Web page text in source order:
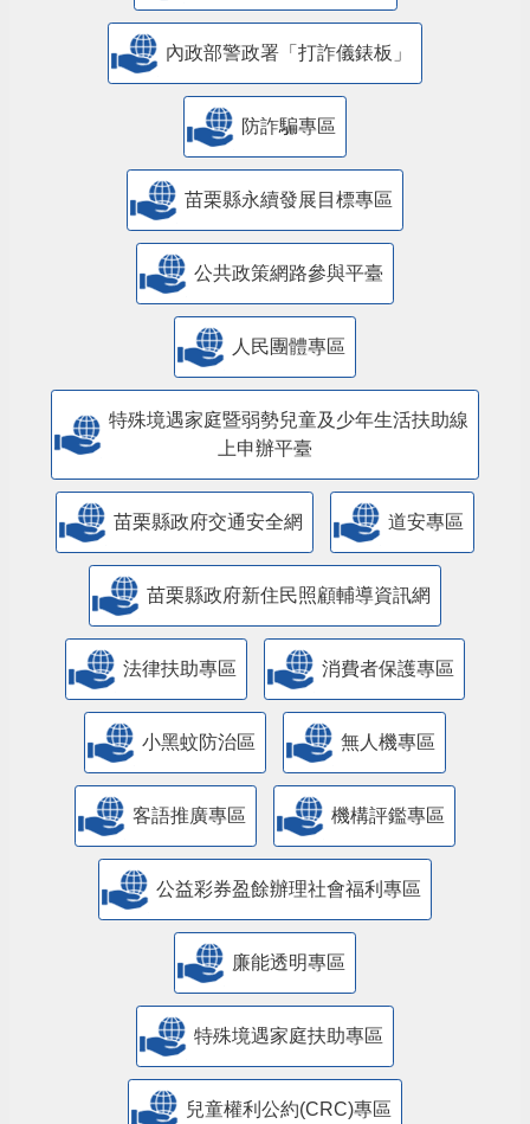
內政部警政署「打詐儀錶板」
防詐騙專區
苗栗縣永續發展目標專區
公共政策網路參與平臺
人民團體專區
特殊境遇家庭暨弱勢兒童及少年生活扶助線
上申辦平臺
苗栗縣政府交通安全網 道安專區
苗栗縣政府新住民照顧輔導資訊網
法律扶助專區 消費者保護專區
小黑蚊防治區 無人機專區
客語推廣專區 機構評鑑專區
公益彩券盈餘辦理社會福利專區
廉能透明專區
特殊境遇家庭扶助專區
兒童權利公約(CRC)專區